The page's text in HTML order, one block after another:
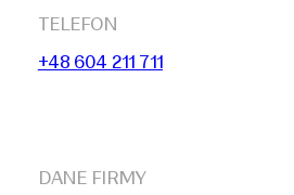
TELEFON
+48 604 211 711
DANE FIRMY